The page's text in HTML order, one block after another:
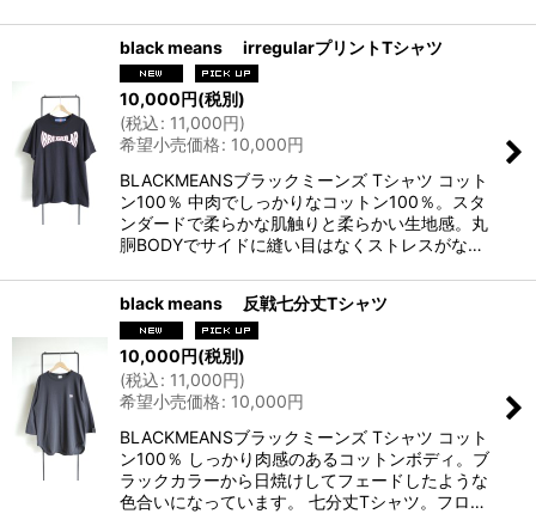
black means irregularプリントTシャツ
10,000円(税別)
(税込: 11,000円)
希望小売価格: 10,000円
BLACKMEANSブラックミーンズ Tシャツ コット
ン100％ 中肉でしっかりなコットン100％。スタ
ンダードで柔らかな肌触りと柔らかい生地感。丸
胴BODYでサイドに縫い目はなくストレスがな…
black means 反戦七分丈Tシャツ
10,000円(税別)
(税込: 11,000円)
希望小売価格: 10,000円
BLACKMEANSブラックミーンズ Tシャツ コット
ン100％ しっかり肉感のあるコットンボディ。ブ
ラックカラーから日焼けしてフェードしたような
色合いになっています。 七分丈Tシャツ。フロ…